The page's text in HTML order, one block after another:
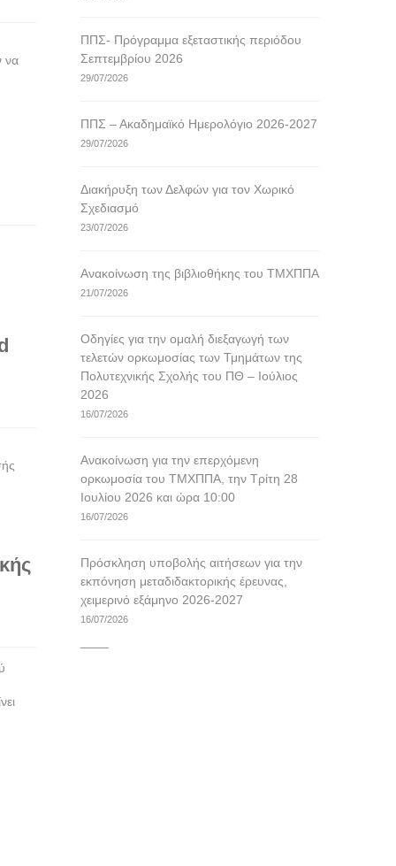
να
ΠΠΣ- Πρόγραμμα εξεταστικής περιόδου
Σεπτεμβρίου 2026
29/07/2026
ΠΠΣ – Ακαδημαϊκό Ημερολόγιο 2026-2027
29/07/2026
Διακήρυξη των Δελφών για τον Χωρικό
Σχεδιασμό
23/07/2026
Ανακοίνωση της βιβλιοθήκης του ΤΜΧΠΠΑ
21/07/2026
Οδηγίες για την ομαλή διεξαγωγή των
τελετών ορκωμοσίας των Τμημάτων της
Πολυτεχνικής Σχολής του ΠΘ – Ιούλιος
2026
16/07/2026
Ανακοίνωση για την επερχόμενη
ορκωμοσία του ΤΜΧΠΠΑ, την Τρίτη 28
Ιουλίου 2026 και ώρα 10:00
16/07/2026
Πρόσκληση υποβολής αιτήσεων για την
εκπόνηση μεταδιδακτορικής έρευνας,
χειμερινό εξάμηνο 2026-2027
16/07/2026